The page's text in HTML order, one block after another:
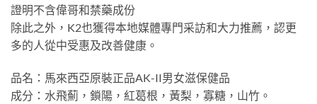
證明不含偉哥和禁藥成份
除此之外，K2也獲得本地媒體專門采訪和大力推薦，認更
多的人從中受惠及改善健康。
品名：馬來西亞原裝正品AK-II男女滋保健品
成分：水飛薊，鎖陽，紅葛根，黃梨，寡糖，山竹。